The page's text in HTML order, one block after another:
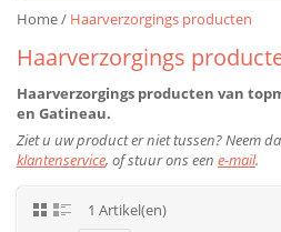
Home/ Haarverzorgings producten
Haarverzorgings
Haarverzorgings producten van
en Gatineau.
Ziet u uw product er niet tussen? Neem
klantenservice, of stuur ons een e-mail.
1 Artikel(en)